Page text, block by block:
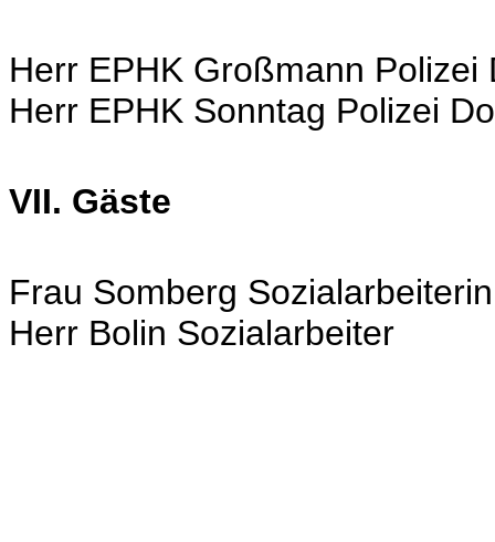
Herr EPHK Großmann Polizei
Herr EPHK Sonntag Polizei
VII. Gäste
Frau Somberg Sozialarbeiterin
Herr Bolin Sozialarbeiter